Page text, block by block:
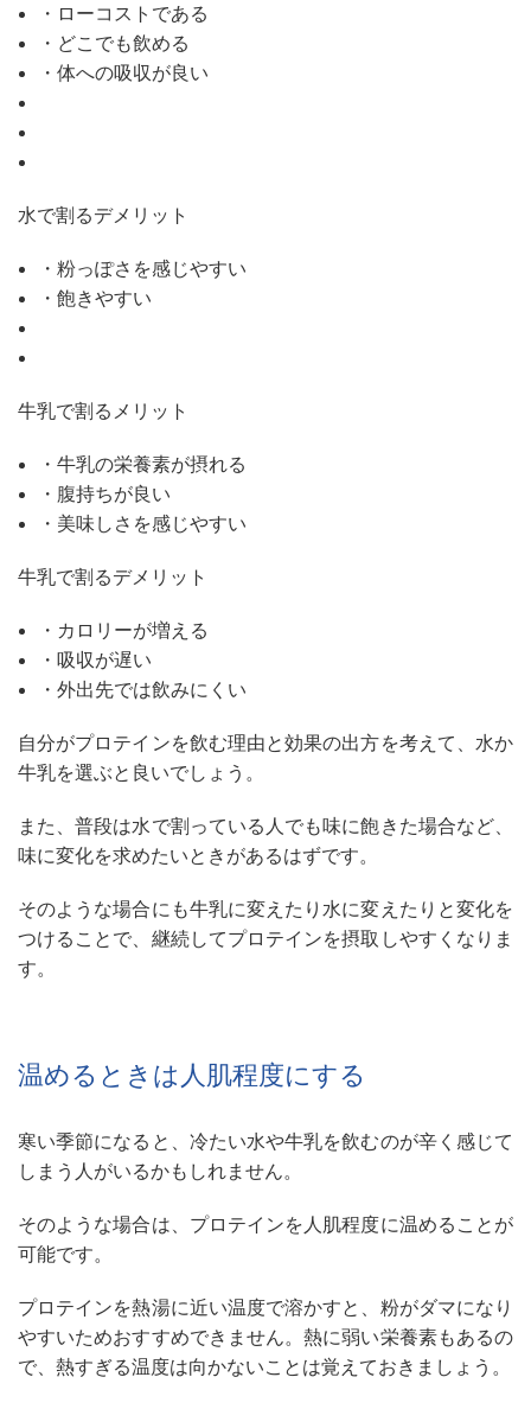
・ローコストである
・どこでも飲める
・体への吸収が良い
水で割るデメリット
・粉っぽさを感じやすい
・飽きやすい
牛乳で割るメリット
・牛乳の栄養素が摂れる
・腹持ちが良い
・美味しさを感じやすい
牛乳で割るデメリット
・カロリーが増える
・吸収が遅い
・外出先では飲みにくい
自分がプロテインを飲む理由と効果の出方を考えて、水か
牛乳を選ぶと良いでしょう。
また、普段は水で割っている人でも味に飽きた場合など、
味に変化を求めたいときがあるはずです。
そのような場合にも牛乳に変えたり水に変えたりと変化を
つけることで、継続してプロテインを摂取しやすくなりま
す。
温めるときは人肌程度にする
寒い季節になると、冷たい水や牛乳を飲むのが辛く感じて
しまう人がいるかもしれません。
そのような場合は、プロテインを人肌程度に温めることが
可能です。
プロテインを熱湯に近い温度で溶かすと、粉がダマになり
やすいためおすすめできません。熱に弱い栄養素もあるの
で、熱すぎる温度は向かないことは覚えておきましょう。